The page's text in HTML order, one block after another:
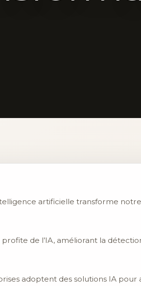
artificielle transforme
de l’IA, améliorant la
adoptent des solutions IA